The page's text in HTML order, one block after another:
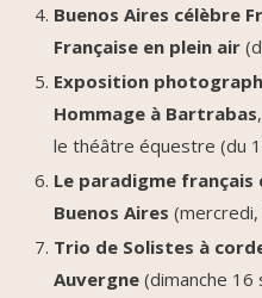
Buenos Aires célèbre
Française en plein air
Exposition
Hommage à Bartrabas
le théâtre équestre (du
Le paradigme français
Buenos Aires
Trio de Solistes à
Auvergne (dimanche